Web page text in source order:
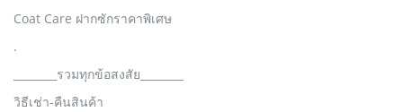
Coat Care ฝากซักราคาพิเศษ
.
________รวมทุกข้อสงสัย________
วิธีเช่า-คืนสินค้า